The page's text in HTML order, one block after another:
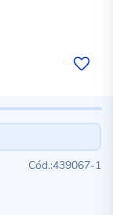
439067-1